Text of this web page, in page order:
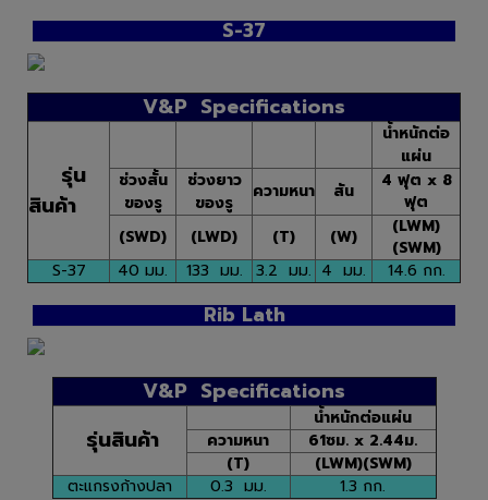
S-37
V&P Specifications
รุ่น
สินค้า
น้ำหนักต่อ
แผ่น
ช่วงสั้น
ของรู
ช่วงยาว
ของรู
ความหนา สัน
4 ฟุต x 8
ฟุต
(SWD)
(LWD) (T) (W)
(LWM)
(SWM)
S-37
40 มม. 133 มม. 3.2 มม. 4 มม. 14.6 กก.
Rib Lath
V&P Specifications
รุ่นสินค้า
น้ำหนักต่อแผ่น
ความหนา
61ซม. x 2.44ม.
(T)
(LWM)(SWM)
ตะแกรงก้างปลา
0.3 มม. 1.3 กก.